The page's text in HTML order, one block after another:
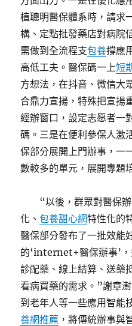
植聰明醫保體系時，請求
構、定點批發藥店對病院
需做到全流程支包養撐應
高低工夫。醫保碼一上短
方想法，在抖音、微信大
合鼎力宣揚，特殊把宣揚
經辦窗口，設定志愿者一
碼。三是在便利參保人激
保部分展開上門辦事，一
數較多的單元，展開專題
“以後，群眾對醫保
化、包養甜心網特性化的
醫保部分發布了一批效能
的‘internet+醫保辦事’
診配藥、線上結算、送藥
看病買藥的需求。”謝章
到老年人等一些應用智能
養網推薦 ，將傳統辦事與